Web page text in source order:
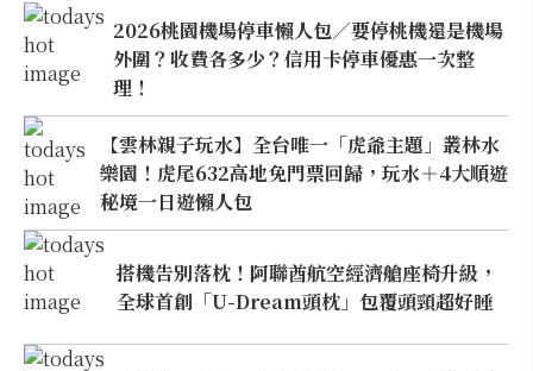
2026桃園機場停車懶人包／要停桃機還是機場
外圍？收費各多少？信用卡停車優惠一次整
理！
【雲林親子玩水】全台唯一「虎爺主題」叢林水
樂園！虎尾632高地免門票回歸，玩水＋4大順遊
秘境一日遊懶人包
搭機告別落枕！阿聯酋航空經濟艙座椅升級，
全球首創「U-Dream頭枕」包覆頭頸超好睡